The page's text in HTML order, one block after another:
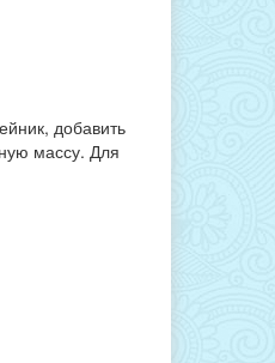
добавить
массу. Для